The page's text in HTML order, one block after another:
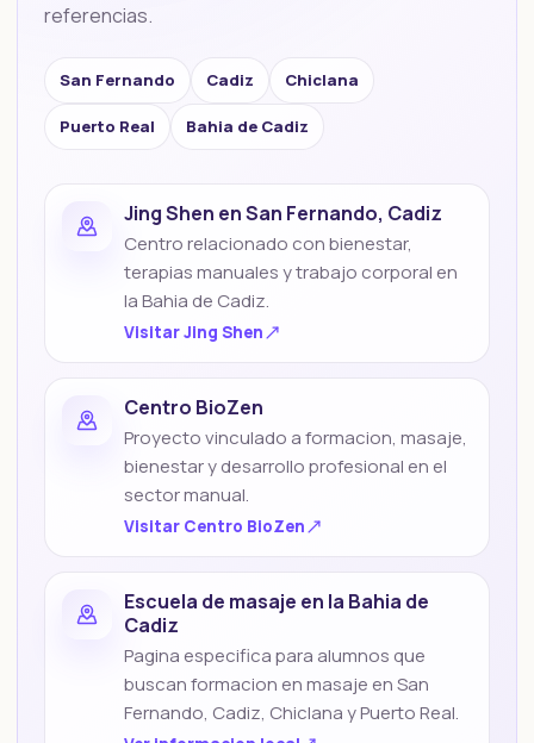
referencias.
San Fernando Cadiz Chiclana
Puerto Real Bahia de Cadiz
Jing Shen en San Fernando, Cadiz
Centro relacionado con bienestar,
terapias manuales y trabajo corporal en
la Bahia de Cadiz.
VisitarJing Shen
Centro BioZen
Proyecto vinculado a formacion, masaje,
bienestar y desarrollo profesional en el
sector manual.
Visitar Centro BioZen
Escuela de masaje en la Bahia de
Cadiz
Pagina especifica para alumnos que
buscan formacion en masaje en San
Fernando, Cadiz, Chiclana y Puerto Real.